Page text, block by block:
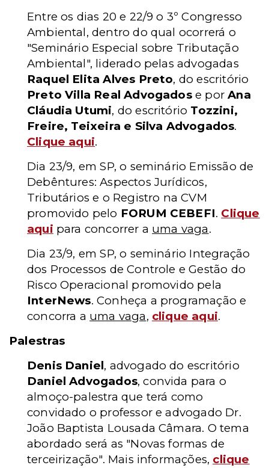
Entre os dias 20 e 22/9 o 3º Congresso
Ambiental, dentro do qual ocorrerá o
"Seminário Especial sobre Tributação
Ambiental", liderado pelas advogadas
Raquel Elita Alves Preto, do escritório
Preto Villa Real Advogadose porAna
Cláudia Utumi, do escritório Tozzini,
Freire, Teixeira e Silva Advogados.
Clique aqui.
Dia 23/9, em SP, o seminário Emissão de
Debêntures: Aspectos Jurídicos,
Tributários e o Registro na CVM
promovido pelo FORUM CEBEFI. Clique
aqui para concorrer a uma vaga.
Dia 23/9, em SP, o seminário Integração
dos Processos de Controle e Gestão do
Risco Operacional promovido pela
InterNews. Conheça a programação e
concorra a uma vaga, clique aqui.
Palestras
Denis Daniel, advogado do escritório
Daniel Advogados, convida para o
almoço-palestra que terá como
convidado o professor e advogado Dr.
João Baptista Lousada Câmara. O tema
abordado será as "Novas formas de
terceirização". Mais informações, clique